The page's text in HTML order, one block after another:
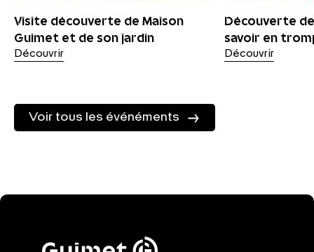
Visite découverte de Maison
Guimet et de son jardin
Découvrir
Découverte de
savoir en
Découvrir
Voir tous les événéments